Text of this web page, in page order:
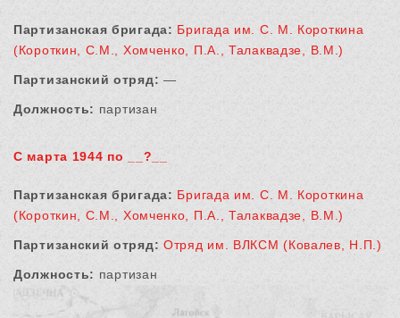
Партизанская бригада: Бригада им. С. М. Короткина
(Короткин, С.М., Хомченко, П.А., Талаквадзе, В.М.)
Партизанский отряд: —
Должность: партизан
С марта 1944 по __?__
Партизанская бригада: Бригада им. С. М. Короткина
(Короткин, С.М., Хомченко, П.А., Талаквадзе, В.М.)
Партизанский отряд: Отряд им. ВЛКСМ (Ковалев, Н.П.)
Должность: партизан